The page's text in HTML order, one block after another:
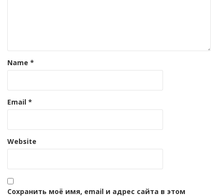
Name *
Email *
Website
Сохранить моё имя, email и адрес сайта в этом